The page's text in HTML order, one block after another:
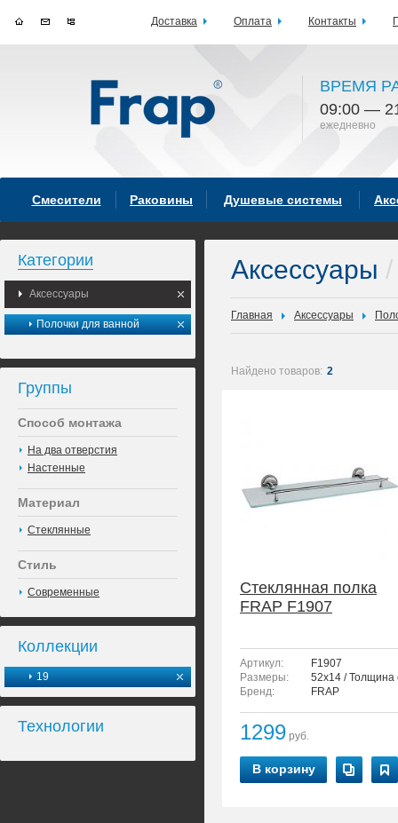
ВРЕМЯ
09:00 —
ежедневно
Смесители Раковины Душевые системы
Категории
Аксессуары
Полочки для ванной
Группы
Способ монтажа
На два отверстия
Настенные
Материал
Стеклянные
Стиль
Современные
Коллекции
19
Технологии
Аксессуары /
Главная Аксессуары
Найдено товаров: 2
Стеклянная полка
FRAP F1907
Артикул:
F1907
Размеры:
52x14 / Толщина
Бренд:
FRAP
1299 руб.
В корзину
Доставка Оплата Контакты